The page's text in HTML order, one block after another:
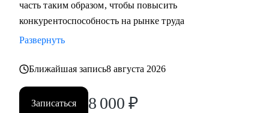
часть таким образом, чтобы повысить
конкурентоспособность на рынке труда
Развернуть
Ближайшая запись8 августа 2026
Записаться 8 000 ₽